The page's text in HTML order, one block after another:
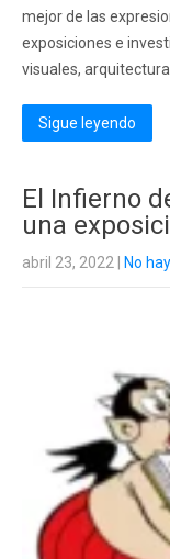
mejor de las
exposiciones e
visuales, arquitectura,
Sigue leyendo
El Infierno
una
abril 23, 2022 No